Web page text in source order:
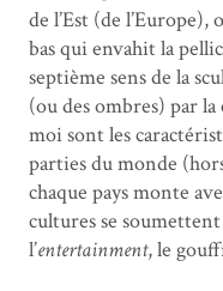
de l’Est (de l’Europe),
bas qui envahit la
septième sens de la
(ou des ombres) par
moi sont les
parties du monde
chaque pays monte
cultures se
l’entertainment, le